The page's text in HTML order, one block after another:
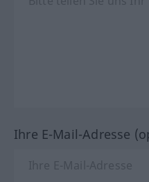
Ihre E-Mail-Adresse